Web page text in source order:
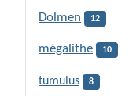
Dolmen 12
mégalithe 10
tumulus 8